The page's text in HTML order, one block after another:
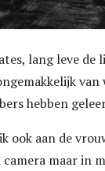
lang leve
hebben
ook aan de
maar in